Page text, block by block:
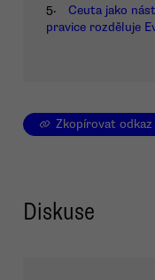
5.
Ceuta jako
pravice rozděluje
Zkopírovat odkaz
Diskuse